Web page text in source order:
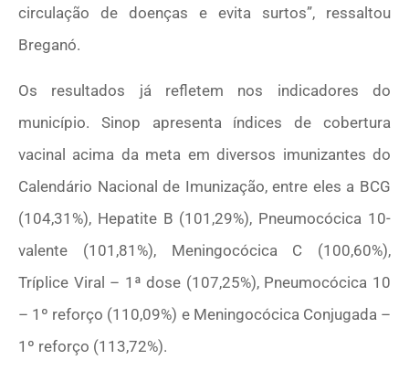
circulação de doenças e evita surtos”, ressaltou
Breganó.
Os resultados já refletem nos indicadores do
município. Sinop apresenta índices de cobertura
vacinal acima da meta em diversos imunizantes do
Calendário Nacional de Imunização, entre eles a BCG
(104,31%), Hepatite B (101,29%), Pneumocócica 10-
valente (101,81%), Meningocócica C (100,60%),
Tríplice Viral – 1ª dose (107,25%), Pneumocócica 10
– 1º reforço (110,09%) e Meningocócica Conjugada –
1º reforço (113,72%).